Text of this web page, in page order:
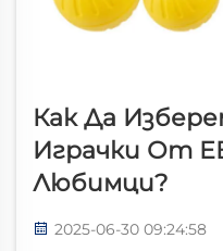
Как Да
Играчки От
Любимци?
2025-06-30 09:24:58